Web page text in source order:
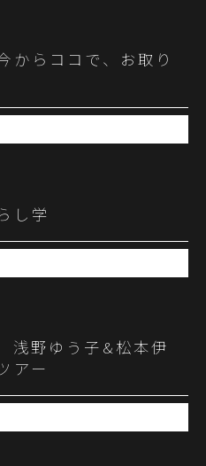
からココで、お取り
し学
野ゆう子&松本伊
アー